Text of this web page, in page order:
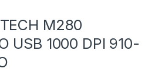
M280
USB 1000 DPI 910-